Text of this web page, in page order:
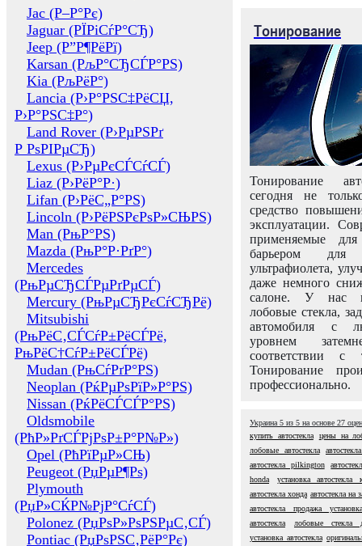
Jac (Р–Р°Рє)
Jaguar (РЇРіСѓР°СЂ)
Jeep (Р”Р¶РёРї)
Karsan (РљР°СЂСЃР°РЅ)
Kia (РљРёР°)
Lancia (Р›Р°РЅС‡РёСЏ,
Р›Р°РЅС‡Р°)
Land Rover (Р›РµРЅРґ
Р РѕРІРµСЂ)
Lexus (Р›РµРєСЃСѓСЃ)
Liaz (Р›РёР°Р·)
Lifan (Р›РёС„Р°РЅ)
Lincoln (Р›РёРЅРєРѕР»СЊРЅ)
Man (РњР°РЅ)
Mazda (РњР°Р·РґР°)
Mercedes
(РњРµСЂСЃРµРґРµСЃ)
Mercury (РњРµСЂРєСѓСЂРё)
Mitsubishi
(РњРёС‚СЃСѓР±РёСЃРё,
РњРёС†СѓР±РёСЃРё)
Mudan (РњСѓРґР°РЅ)
Neoplan (РќРµРѕРїР»Р°РЅ)
Nissan (РќРёСЃСЃР°РЅ)
Oldsmobile
(РћР»РґСЃРјРѕР±Р°Р№Р»)
Opel (РћРїРµР»СЊ)
Peugeot (РџРµР¶Рѕ)
Plymouth
(РџР»СЌР№РјР°СѓСЃ)
Polonez (РџРѕР»РѕРЅРµС‚СЃ)
Pontiac (РџРѕРЅС‚РёР°Рє)
Тонирование
Тонирование
сегодня не
средство
эксплуатации.
применяемые
барьером для
ультрафиолета,
даже немного
салоне. У нас
лобовые стекла,
автомобиля с
уровнем
соответствии с
Тонирование
профессионально.
Украина 5 из 5 на основе 27
купить автостекла
цены на
лобовые автостекла
автостекла pilkington
honda
установка автостекла
автостекла хонда автостекла на
автостекла продажа установка
автостекла
лобовые стекла
установка автостекла